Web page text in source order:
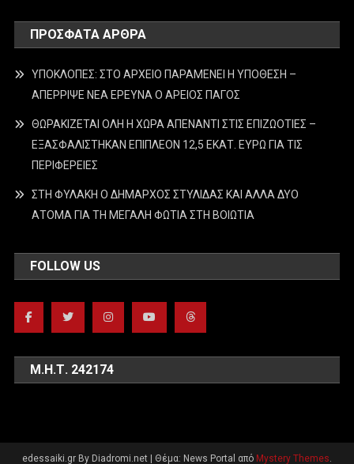
ΠΡΌΣΦΑΤΑ ΆΡΘΡΑ
ΥΠΟΚΛΟΠΕΣ: ΣΤΟ ΑΡΧΕΙΟ ΠΑΡΑΜΕΝΕΙ Η ΥΠΟΘΕΣΗ –
ΑΠΕΡΡΙΨΕ ΝΕΑ ΕΡΕΥΝΑ Ο ΑΡΕΙΟΣ ΠΑΓΟΣ
ΘΩΡΑΚΙΖΕΤΑΙ ΟΛΗ Η ΧΩΡΑ ΑΠΕΝΑΝΤΙ ΣΤΙΣ ΕΠΙΖΩΟΤΙΕΣ –
ΕΞΑΣΦΑΛΙΣΤΗΚΑΝ ΕΠΙΠΛΕΟΝ 12,5 ΕΚΑΤ. ΕΥΡΩ ΓΙΑ ΤΙΣ
ΠΕΡΙΦΕΡΕΙΕΣ
ΣΤΗ ΦΥΛΑΚΗ Ο ΔΗΜΑΡΧΟΣ ΣΤΥΛΙΔΑΣ ΚΑΙ ΑΛΛΑ ΔΥΟ
ΑΤΟΜΑ ΓΙΑ ΤΗ ΜΕΓΑΛΗ ΦΩΤΙΑ ΣΤΗ ΒΟΙΩΤΙΑ
FOLLOW US
Μ.Η.Τ. 242174
edessaiki.gr By Diadromi.net Θέμα: News Portal από Mystery Themes.